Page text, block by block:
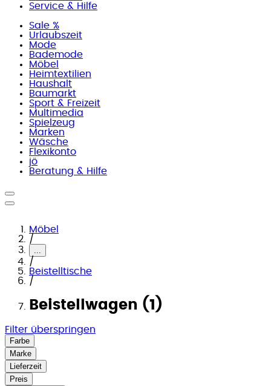
Service & Hilfe
Sale %
Urlaubszeit
Mode
Bademode
Möbel
Heimtextilien
Haushalt
Baumarkt
Sport & Freizeit
Multimedia
Spielzeug
Marken
Wäsche
Flexikonto
jö
Beratung & Hilfe
Möbel
/
...
/
Beistelltische
/
Beistellwagen (1)
Filter überspringen
Farbe
Marke
Lieferzeit
Preis